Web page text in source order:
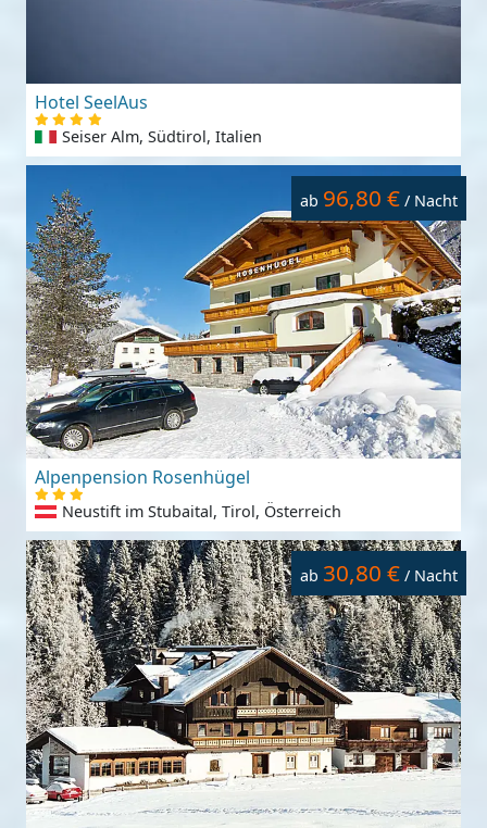
Hotel SeelAus
Seiser Alm, Südtirol, Italien
ab 96,80 € / Nacht
Alpenpension Rosenhügel
Neustift im Stubaital, Tirol, Österreich
ab 30,80 € / Nacht